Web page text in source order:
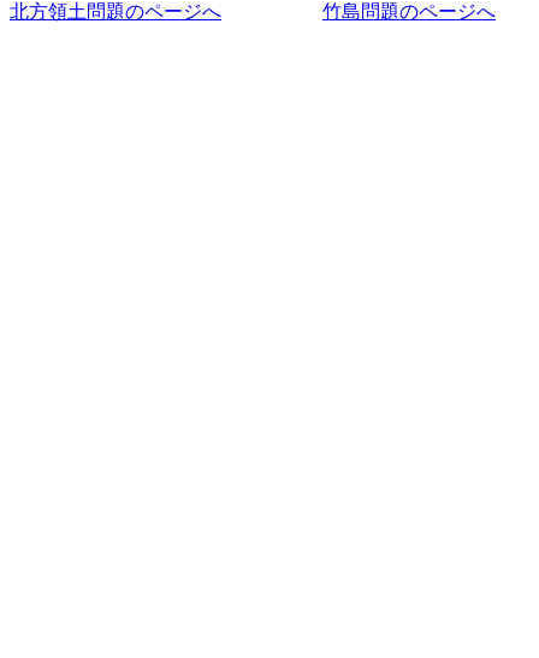
北方領土問題のページへ 竹島問題のページへ